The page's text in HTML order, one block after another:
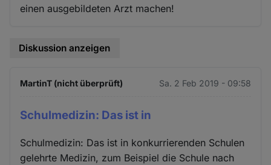
einen ausgebildeten Arzt machen!
Diskussion anzeigen
MartinT (nicht überprüft) Sa. 2 Feb 2019 - 09:58
Schulmedizin: Das ist in
Schulmedizin: Das ist in konkurrierenden Schulen
gelehrte Medizin, zum Beispiel die Schule nach